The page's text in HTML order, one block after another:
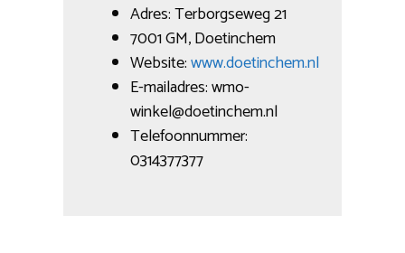
Adres: Terborgseweg 21
7001 GM, Doetinchem
Website:www.doetinchem.nl
E-mailadres: wmo-
winkel@doetinchem.nl
Telefoonnummer:
0314377377